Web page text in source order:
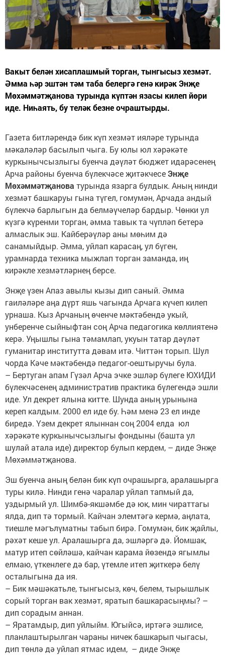
Вакыт белән хисаплашмый торган, тынгысыз хезмәт.
Әмма һәр эштән тәм таба белергә генә кирәк Энҗе
Мөхәммәтҗанова турында күптән язасы килеп йөри
иде. Ниһаять, бу теләк безне очраштырды.
Газета битләрендә бик күп хезмәт ияләре турында
мәкаләләр басылып чыга. Бу юлы юл хәрәкәте
куркынычсызлыгы буенча дәүләт бюджет идарәсенең
Арча районы буенча бүлекчәсе җитәкчесеЭнҗе
Мөхәммәтҗанова турында язарга булдык. Аның нинди
хезмәт башкаруы гына түгел, гомумән, Арчада андый
бүлекчә барлыгын да белмәүчеләр бардыр. Чөнки ул
күзгә күренми торган, әмма тавык та чүпләп бетерә
алмаслык эш. Кайберәүләр аны мөһим дә
санамыйдыр. Әмма, уйлап карасаң, ул бүген,
урамнарда техника мыжлап торган заманда, иң
кирәкле хезмәтләрнең берсе.
Энҗе үзен Апаз авылы кызы дип саный. Әмма
гаиләләре аңа дүрт яшь чагында Арчага күчеп килеп
урнаша. Кыз Арчаның өченче мәктәбендә укый,
унберенче сыйныфтан соң Арча педагогика көллиятенә
керә. Уңышлы гына тәмамлап, укуын татар дәүләт
гуманитар институтта дәвам итә. Читтән торып. Шул
чорда Кәче мәктәбендә педагог-оештыручы була.
– Бертуган апам Гүзәл Арча эчке эшләр бүлеге ЮХИДИ
бүлекчәсенең административ практика бүлегендә эшли
иде. Ул декрет ялына китте. Шунда аның урынына
кереп калдым. 2000 ел иде бу. Һәм менә 23 ел инде
биредә. Үзем декрет ялыннан соң 2004 елда юл
хәрәкәте куркынычсызлыгы фондыны (башта ул
шулай атала иде) директор булып кердем, – диде Энҗе
Мөхәммәтҗанова.
Эш буенча аның белән бик күп очрашырга, аралашырга
туры килә. Нинди генә чаралар уйлап тапмый да,
уздырмый ул. Шимбә-якшәмбе дә юк, мин чираттагы
ялда, дип тә тормый. Кайчан элемтәгә кермә, аңлата,
тиешле мәгълүматны табып бирә. Гомумән, бик җайлы,
рәхәт кеше ул. Аралашырга да, эшләргә дә. Йомшак,
матур итеп сөйләшә, кайчан карама йөзендә ягымлы
елмаю, үткенлеге дә бар, үтемле итеп җиткерә белү
осталыгына да ия.
– Бик мәшәкатьле, тынгысыз, көч, белем, тырышлык
сорый торган вак хезмәт, яратып башкарасыңмы? –
дип сорадым аннан.
– Яратамдыр, дип уйлыйм. Югыйсә, иртәгә эшлисе,
планлаштырылган чараны ничек башкарып чыгасы,
дип төнлә дә уйлап ятмас идем, – диде Энҗе